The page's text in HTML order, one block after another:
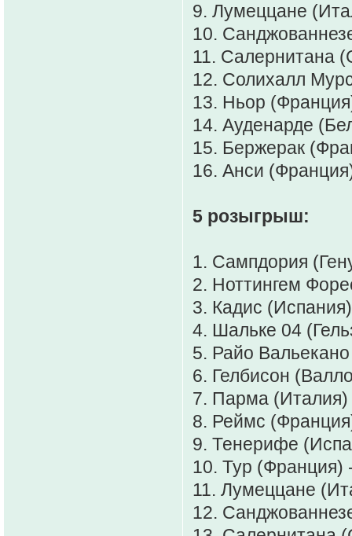
9. Лумеццане
10.
11. Салернитана
12. Солихалл
13. Ньор
14. Ауденарде
15. Бержерак
16. Анси
5 розыгрыш:
1. Сампдория
2. Ноттингем
3. Кадис (Испания)
4. Шальке 04
5. Райо
6. Гелбисон
7. Парма
8. Реймс
9. Тенерифе
10. Тур (Франция)
11. Лумеццане
12.